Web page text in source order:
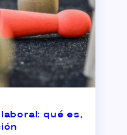
qué es,